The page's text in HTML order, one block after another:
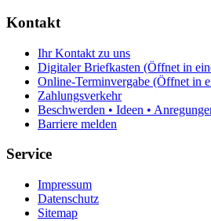
Kontakt
Ihr Kontakt zu uns
Digitaler Briefkasten (Öffnet in
Online-Terminvergabe (Öffnet in
Zahlungsverkehr
Beschwerden • Ideen •
Barriere melden
Service
Impressum
Datenschutz
Sitemap